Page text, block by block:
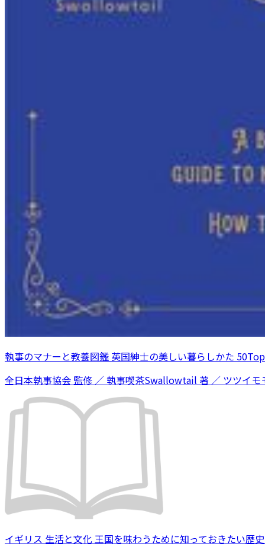
執事のマナーと教養図鑑 英国紳士の美しい暮らしかた
全日本執事協会 監修 ／ 執事喫茶Swallowtail 著 ／ ツツイ
イギリス 生活と文化 王国を味わうために知っておきたい歴